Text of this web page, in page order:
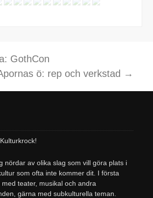
GothCon
ö: rep och verkstad →
nördar av olika slag som vill göra plats i
som ofta inte kommer dit. I första
teater, musikal och andra
gärna med subkulturella teman.